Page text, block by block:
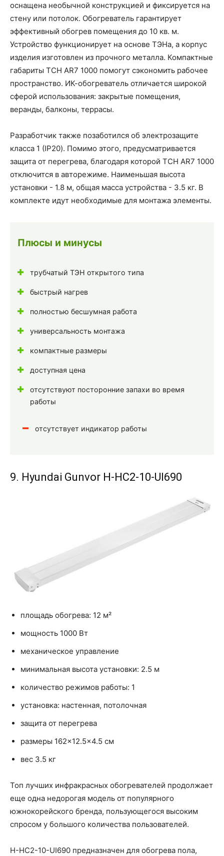
оснащена необычной конструкцией и фиксируется на
стену или потолок. Обогреватель гарантирует
эффективный обогрев помещения до 10 кв. м.
Устройство функционирует на основе ТЭНа, а корпус
изделия изготовлен из прочного металла. Компактные
габариты TCH AR7 1000 помогут сэкономить рабочее
пространство. ИК-обогреватель отличается широкой
сферой использования: закрытые помещения,
веранды, балконы, террасы.
Разработчик также позаботился об электрозащите
класса 1 (IP20). Помимо этого, предусматривается
защита от перегрева, благодаря которой TCH AR7 1000
отключится в авторежиме. Наименьшая высота
установки - 1.8 м, общая масса устройства - 3.5 кг. В
комплекте идут необходимые для монтажа элементы.
Плюсы и минусы
трубчатый ТЭН открытого типа
быстрый нагрев
полностью бесшумная работа
универсальность монтажа
компактные размеры
доступная цена
отсутствуют посторонние запахи во время
работы
отсутствует индикатор работы
9. Hyundai Gunvor H-HC2-10-UI690
площадь обогрева: 12 м²
мощность 1000 Вт
механическое управление
минимальная высота установки: 2.5 м
количество режимов работы: 1
установка: настенная, потолочная
защита от перегрева
размеры 162×12.5×4.5 см
вес 3.5 кг
Топ лучших инфракрасных обогревателей продолжает
еще одна недорогая модель от популярного
южнокорейского бренда, пользующегося высоким
спросом у большого количества пользователей.
H-HC2-10-UI690 предназначен для обогрева пола,